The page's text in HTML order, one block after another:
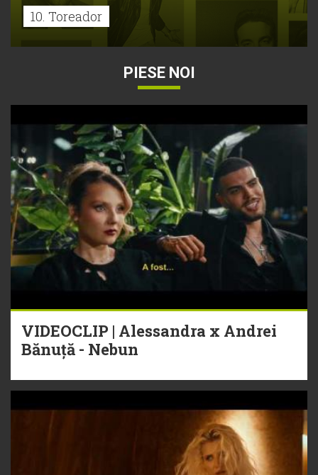
10. Toreador
PIESE NOI
VIDEOCLIP | Alessandra x Andrei
Bănuță - Nebun